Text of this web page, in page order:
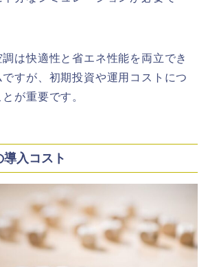
は快適性と省エネ性能を両立でき
すが、初期投資や運用コストにつ
が重要です。
入コスト